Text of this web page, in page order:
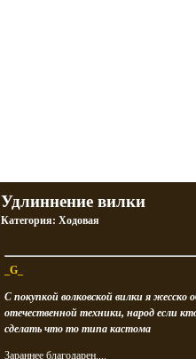
Удлиннение вилки
Категория: Ходовая
_G_
С покупкой волковской вилки я жесско
отечественной техники, народ если
сделать что то типа кастома
Зараннее благодарен....